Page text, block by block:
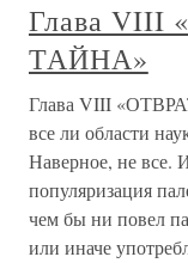
Глава
ТАЙНА»
Глава VIII
все ли области
Наверное, не все.
популяризация
чем бы ни повел
или иначе